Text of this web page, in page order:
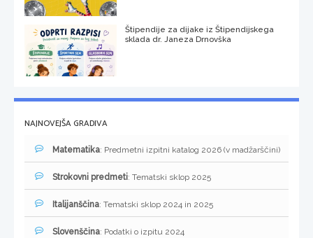
Štipendije za dijake iz Štipendijskega
sklada dr. Janeza Drnovška
NAJNOVEJŠA GRADIVA
Matematika: Predmetni izpitni katalog 2026 (v madžarščini)
Strokovni predmeti: Tematski sklop 2025
Italijanščina: Tematski sklop 2024 in 2025
Slovenščina: Podatki o izpitu 2024